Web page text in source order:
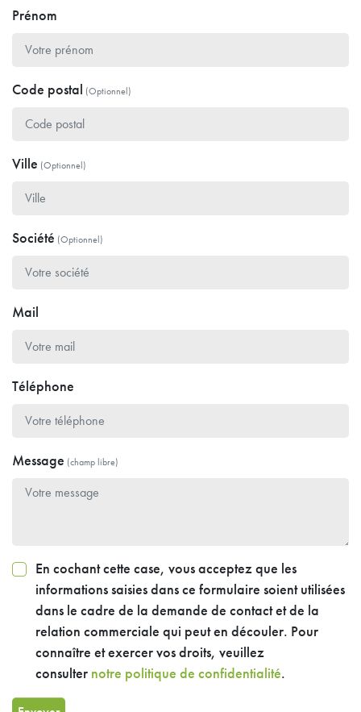
Prénom
Code postal (Optionnel)
Ville (Optionnel)
Société (Optionnel)
Mail
Téléphone
Message (champ libre)
En cochant cette case, vous acceptez que les
informations saisies dans ce formulaire soient utilisées
dans le cadre de la demande de contact et de la
relation commerciale qui peut en découler. Pour
connaître et exercer vos droits, veuillez
consulter notre politique de confidentialité.